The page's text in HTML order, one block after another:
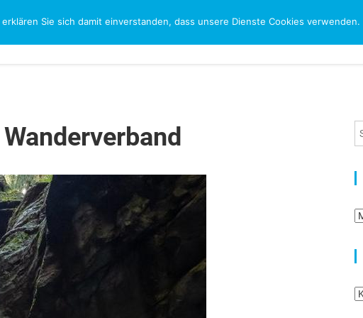
Sie sich damit einverstanden, dass unsere Dienste Cookies verwenden.